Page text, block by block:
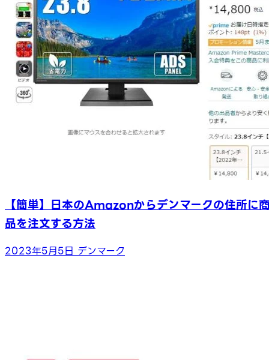
【簡単】日本のAmazonからデンマークの住所に
品を注文する方法
2023年5月5日 デンマーク